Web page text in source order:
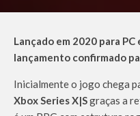
Lançado em 2020 para
lançamento confirmado
Inicialmente o jogo chega
Xbox Series X|Sgraças a